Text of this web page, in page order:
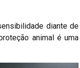
diante de
animal é uma